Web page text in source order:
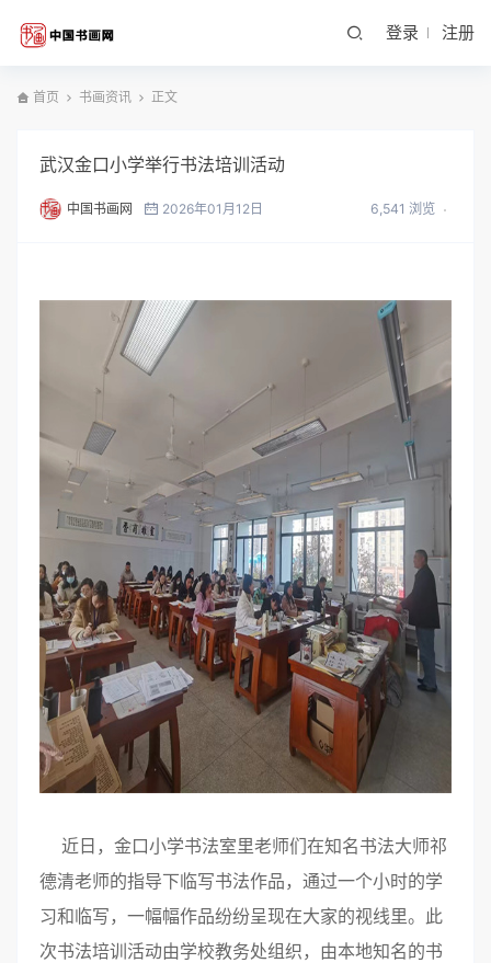
登录 注册
首页 书画资讯 正文
武汉金口小学举行书法培训活动
中国书画网 2026年01月12日 6,541 浏览
近日，金口小学书法室里老师们在知名书法大师祁
德清老师的指导下临写书法作品，通过一个小时的学
习和临写，一幅幅作品纷纷呈现在大家的视线里。此
次书法培训活动由学校教务处组织，由本地知名的书